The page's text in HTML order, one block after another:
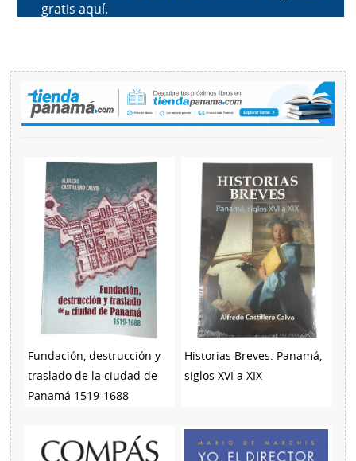
Fundación, destrucción y
traslado de la ciudad de
Panamá 1519-1688
Historias Breves. Panamá,
siglos XVI a XIX